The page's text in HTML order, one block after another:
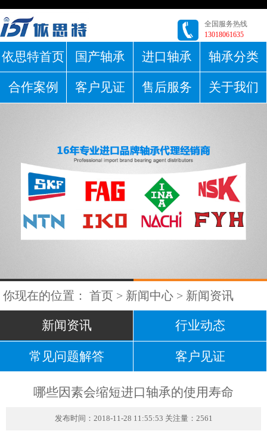
全国服务热线
13018061635
依思特首页 国产轴承 进口轴承 轴承分类
合作案例 客户见证 售后服务 关于我们
你现在的位置： 首页 > 新闻中心 > 新闻资讯
新闻资讯 行业动态
常见问题解答 客户见证
哪些因素会缩短进口轴承的使用寿命
发布时间：2018-11-28 11:55:53 关注量：2561